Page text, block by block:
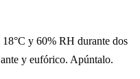
18°C y 60% RH durante dos
y eufórico. Apúntalo.